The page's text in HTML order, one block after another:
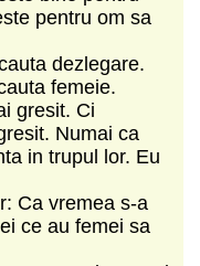
pentru om sa
dezlegare.
femeie.
gresit. Ci
Numai ca
in trupul lor. Eu
Ca vremea s-a
ce au femei sa